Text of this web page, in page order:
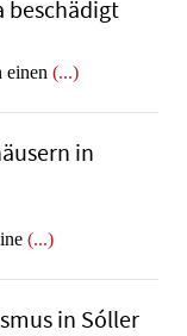
beschädigt
einen (...)
in
(...)
in Sóller